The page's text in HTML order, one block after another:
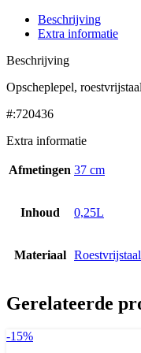
Beschrijving
Extra informatie
Beschrijving
Opscheplepel,
#:720436
Extra informatie
Afmetingen 37 cm
Inhoud 0,25L
Materiaal
Gerelateerde
-15%